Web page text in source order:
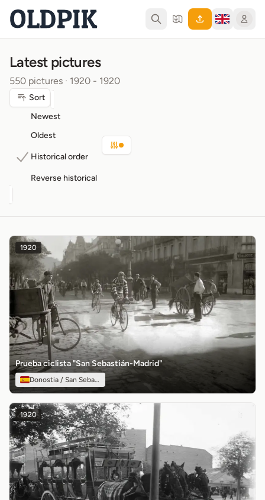
Latest pictures
550 pictures · 1920 - 1920
Sort
Newest
Oldest
Historical order
Reverse historical
1920
Prueba ciclista "San Sebastián-Madrid"
Donostia / San Sebastian
1920